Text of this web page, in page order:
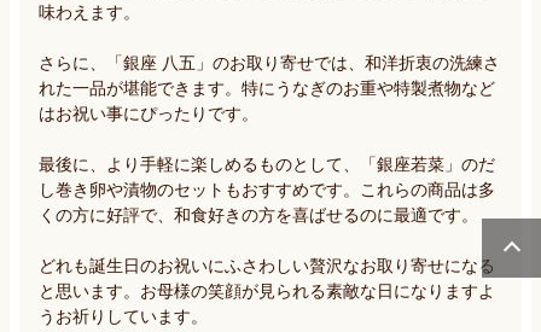
味わえます。
さらに、「銀座 八五」のお取り寄せでは、和洋折衷の洗練さ
れた一品が堪能できます。特にうなぎのお重や特製煮物など
はお祝い事にぴったりです。
最後に、より手軽に楽しめるものとして、「銀座若菜」のだ
し巻き卵や漬物のセットもおすすめです。これらの商品は多
くの方に好評で、和食好きの方を喜ばせるのに最適です。
どれも誕生日のお祝いにふさわしい贅沢なお取り寄せになる
と思います。お母様の笑顔が見られる素敵な日になりますよ
うお祈りしています。